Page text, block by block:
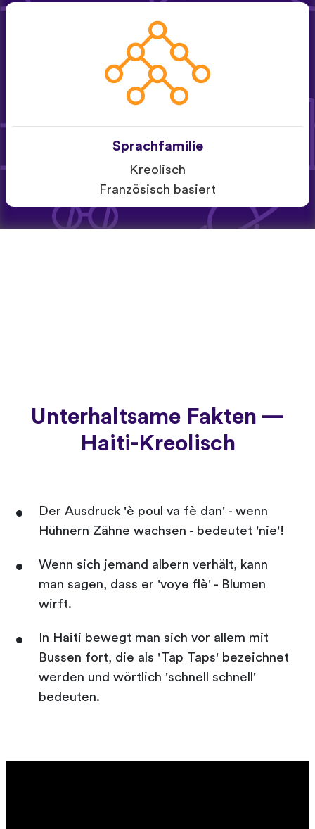
Sprachfamilie
Kreolisch
Französisch basiert
Unterhaltsame Fakten —
Haiti-Kreolisch
Der Ausdruck 'è poul va fè dan' - wenn
Hühnern Zähne wachsen - bedeutet 'nie'!
Wenn sich jemand albern verhält, kann
man sagen, dass er 'voye flè' - Blumen
wirft.
In Haiti bewegt man sich vor allem mit
Bussen fort, die als 'Tap Taps' bezeichnet
werden und wörtlich 'schnell schnell'
bedeuten.